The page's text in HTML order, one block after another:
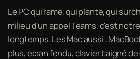
Le PC qui rame, qui plante, qui
milieu d'un appel Teams, c'est
longtemps. Les Mac aussi :
plus, écran fendu, clavier baigné